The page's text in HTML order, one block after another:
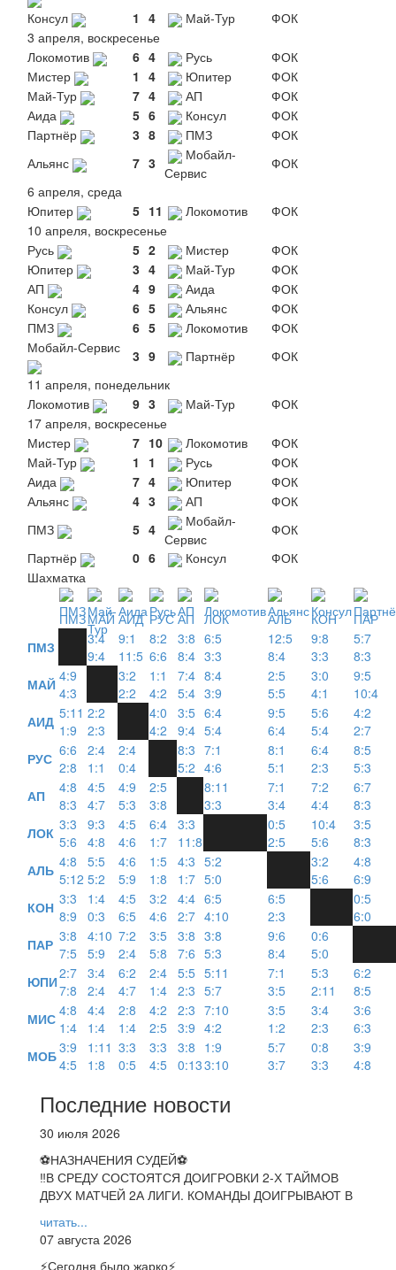
Консул
1 4 Май-Тур
ФОК
3 апреля, воскресенье
Локомотив
6 4 Русь
ФОК
Мистер
1 4 Юпитер
ФОК
Май-Тур
7 4 АП
ФОК
Аида
5 6 Консул
ФОК
Партнёр
3 8 ПМЗ
ФОК
Альянс
7 3
Мобайл-
Сервис
ФОК
6 апреля, среда
Юпитер
5 11 Локомотив
ФОК
10 апреля, воскресенье
Русь
5 2 Мистер
ФОК
Юпитер
3 4 Май-Тур
ФОК
АП
4 9 Аида
ФОК
Консул
6 5 Альянс
ФОК
ПМЗ
6 5 Локомотив
ФОК
Мобайл-Сервис
3 9 Партнёр
ФОК
11 апреля, понедельник
Локомотив
9 3 Май-Тур
ФОК
17 апреля, воскресенье
Мистер
7 10 Локомотив
ФОК
Май-Тур
1 1 Русь
ФОК
Аида
7 4 Юпитер
ФОК
Альянс
4 3 АП
ФОК
ПМЗ
5 4
Мобайл-
Сервис
ФОК
Партнёр
0 6 Консул
ФОК
Шахматка
ПМЗМАЙ АИД РУС АП ЛОК АЛЬ КОН
ПАР
ПМЗ
3:4
9:4
9:1
11:5
8:2
6:6
3:8
8:4
6:5
3:3
12:5
8:4
9:8
3:3
5:7
8:3
МАЙ 4:9
4:3
3:2
2:2
1:1
4:2
7:4
5:4
8:4
3:9
2:5
5:5
3:0
4:1
9:5
10:4
АИД 5:11
1:9
2:2
2:3
4:0
4:2
3:5
9:4
6:4
5:4
9:5
6:4
5:6
5:4
4:2
2:7
РУС 6:6
2:8
2:4
1:1
2:4
0:4
8:3
5:2
7:1
4:6
8:1
5:1
6:4
2:3
8:5
5:3
АП
4:8
8:3
4:5
4:7
4:9
5:3
2:5
3:8
8:11
3:3
7:1
3:4
7:2
4:4
6:7
8:3
ЛОК 3:3
5:6
9:3
4:8
4:5
4:6
6:4
1:7
3:3
11:8
0:5
2:5
10:4
5:6
3:5
8:3
АЛЬ 4:8
5:12
5:5
5:2
4:6
5:9
1:5
1:8
4:3
1:7
5:2
5:0
3:2
5:6
4:8
6:9
КОН 3:3
8:9
1:4
0:3
4:5
6:5
3:2
4:6
4:4
2:7
6:5
4:10
6:5
2:3
0:5
6:0
ПАР 3:8
7:5
4:10
5:9
7:2
2:4
3:5
5:8
3:8
7:6
3:8
5:3
9:6
8:4
0:6
5:0
ЮПИ2:7
7:8
3:4
2:4
6:2
4:7
2:4
1:4
5:5
2:3
5:11
5:7
7:1
3:5
5:3
2:11
6:2
8:5
МИС 4:8
1:4
4:4
1:4
2:8
1:4
4:2
2:5
2:3
3:9
7:10
4:2
3:5
1:2
3:4
2:3
3:6
6:3
МОБ3:9
4:5
1:11
1:8
3:3
0:5
3:3
4:5
3:8
0:13
1:9
3:10
5:7
3:7
0:8
3:3
3:9
4:8
Последние новости
30 июля 2026
⚽НАЗНАЧЕНИЯ СУДЕЙ⚽
‼В СРЕДУ СОСТОЯТСЯ ДОИГРОВКИ 2-Х ТАЙМОВ
ДВУХ МАТЧЕЙ 2А ЛИГИ. КОМАНДЫ ДОИГРЫВАЮТ В
читать...
07 августа 2026
⚡️Сегодня было жарко⚡️